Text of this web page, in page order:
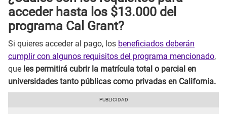
acceder hasta los $13.000 del
programa Cal Grant?
Si quieres acceder al pago, los beneficiados deberán
cumplir con algunos requisitos del programa mencionado,
que les permitirá cubrir la matrícula total o parcial en
universidades tanto públicas como privadas en California.